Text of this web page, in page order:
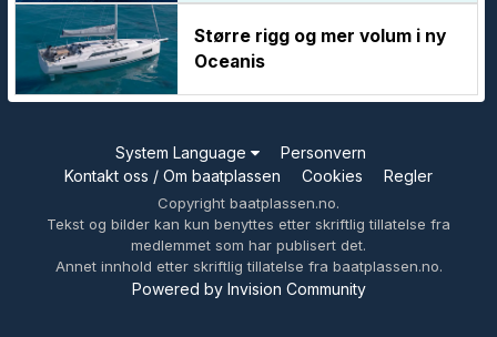
Større rigg og mer volum i ny
Oceanis
System Language
Personvern
Kontakt oss / Om baatplassen
Cookies Regler
Copyright baatplassen.no.
Tekst og bilder kan kun benyttes etter skriftlig tillatelse fra
medlemmet som har publisert det.
Annet innhold etter skriftlig tillatelse fra baatplassen.no.
Powered by Invision Community